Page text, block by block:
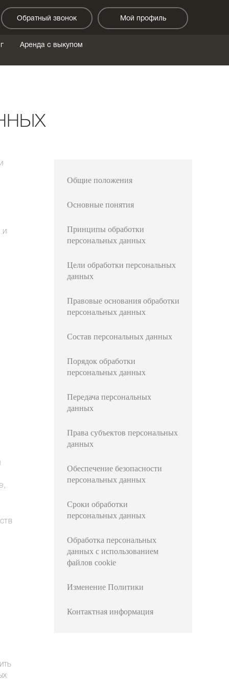
Мой профиль
Обратный звонок
Аренда с выкупом
и
Общие положения
Основные понятия
Принципы обработки
персональных данных
Цели обработки персональных
данных
Правовые основания обработки
персональных данных
Состав персональных данных
Порядок обработки
персональных данных
Передача персональных
данных
Права субъектов персональных
данных
Обеспечение безопасности
персональных данных
Сроки обработки
персональных данных
Обработка персональных
данных с использованием
файлов cookie
Изменение Политики
Контактная информация